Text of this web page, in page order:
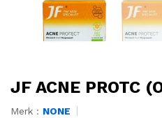
JF ACNE PROTC
Merk : NONE